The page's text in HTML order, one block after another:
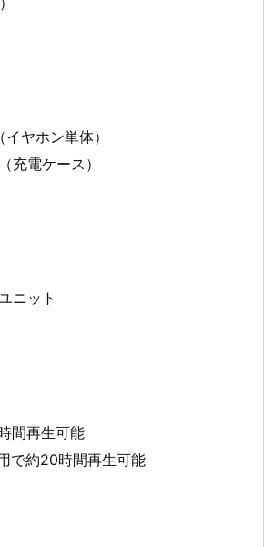
ヤホン単体）
充電ケース）
ニット
間再生可能
で約20時間再生可能